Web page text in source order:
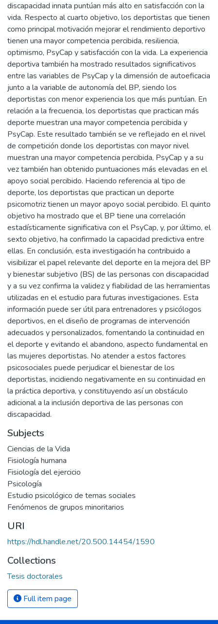
discapacidad innata puntúan más alto en satisfacción con la
vida. Respecto al cuarto objetivo, los deportistas que tienen
como principal motivación mejorar el rendimiento deportivo
tienen una mayor competencia percibida, resiliencia,
optimismo, PsyCap y satisfacción con la vida. La experiencia
deportiva también ha mostrado resultados significativos
entre las variables de PsyCap y la dimensión de autoeficacia
junto a la variable de autonomía del BP, siendo los
deportistas con menor experiencia los que más puntúan. En
relación a la frecuencia, los deportistas que practican más
deporte muestran una mayor competencia percibida y
PsyCap. Este resultado también se ve reflejado en el nivel
de competición donde los deportistas con mayor nivel
muestran una mayor competencia percibida, PsyCap y a su
vez también han obtenido puntuaciones más elevadas en el
apoyo social percibido. Haciendo referencia al tipo de
deporte, los deportistas que practican un deporte
psicomotriz tienen un mayor apoyo social percibido. El quinto
objetivo ha mostrado que el BP tiene una correlación
estadísticamente significativa con el PsyCap, y, por último, el
sexto objetivo, ha confirmado la capacidad predictiva entre
ellas. En conclusión, esta investigación ha contribuido a
visibilizar el papel relevante del deporte en la mejora del BP
y bienestar subjetivo (BS) de las personas con discapacidad
y a su vez confirma la validez y fiabilidad de las herramientas
utilizadas en el estudio para futuras investigaciones. Esta
información puede ser útil para entrenadores y psicólogos
deportivos, en el diseño de programas de intervención
adecuados y personalizados, fomentando la continuidad en
el deporte y evitando el abandono, aspecto fundamental en
las mujeres deportistas. No atender a estos factores
psicosociales puede perjudicar el bienestar de los
deportistas, incidiendo negativamente en su continuidad en
la práctica deportiva, y constituyendo así un obstáculo
adicional a la inclusión deportiva de las personas con
discapacidad.
Subjects
Ciencias de la Vida
Fisiología humana
Fisiología del ejercicio
Psicología
Estudio psicológico de temas sociales
Fenómenos de grupos minoritarios
URI
https://hdl.handle.net/20.500.14454/1590
Collections
Tesis doctorales
Full item page